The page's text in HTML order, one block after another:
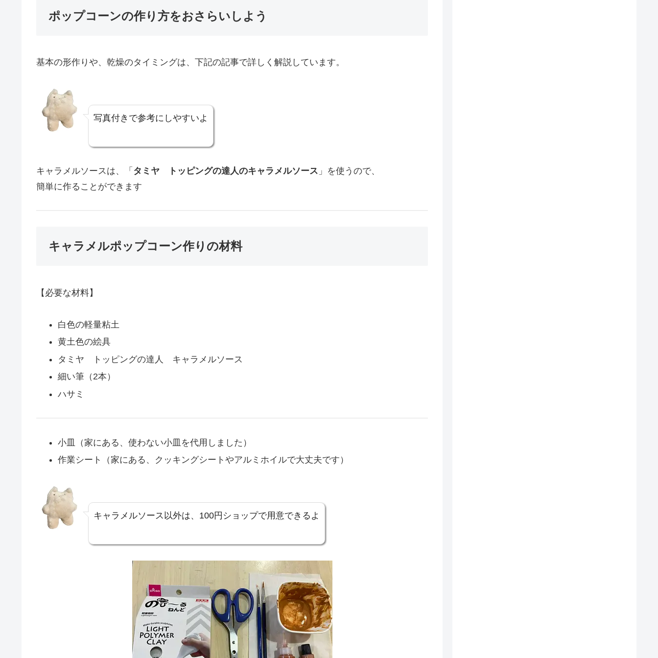
ポップコーンの作り方をおさらいしよう
基本の形作りや、乾燥のタイミングは、下記の記事で詳しく解説しています。
写真付きで参考にしやすいよ
キャラメルソースは、「 タミヤ トッピングの達人のキャラメルソース 」を使うので、
簡単に作ることができます
キャラメルポップコーン作りの材料
【必要な材料】
白色の軽量粘土
黄土色の絵具
タミヤ トッピングの達人 キャラメルソース
細い筆（2本）
ハサミ
小皿（家にある、使わない小皿を代用しました）
作業シート（家にある、クッキングシートやアルミホイルで大丈夫です）
キャラメルソース以外は、100円ショップで用意できるよ